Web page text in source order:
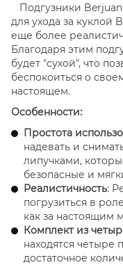
Подгузники
для ухода за куклой
еще более
Благодаря этим
будет "сухой", что
беспокоиться о
настоящем.
Особенности:
Простота
надевать и
липучками,
безопасные и
Реалистичность:
погрузиться в
как за настоящим
Комплект из
находятся четыре
достаточное